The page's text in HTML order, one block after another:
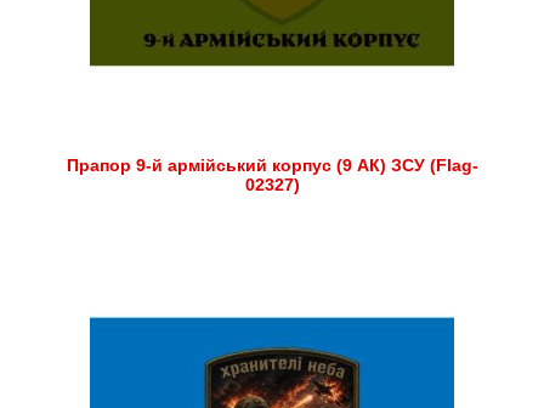
Прапор 9-й армійський корпус (9 АК) ЗСУ (Flag-
02327)